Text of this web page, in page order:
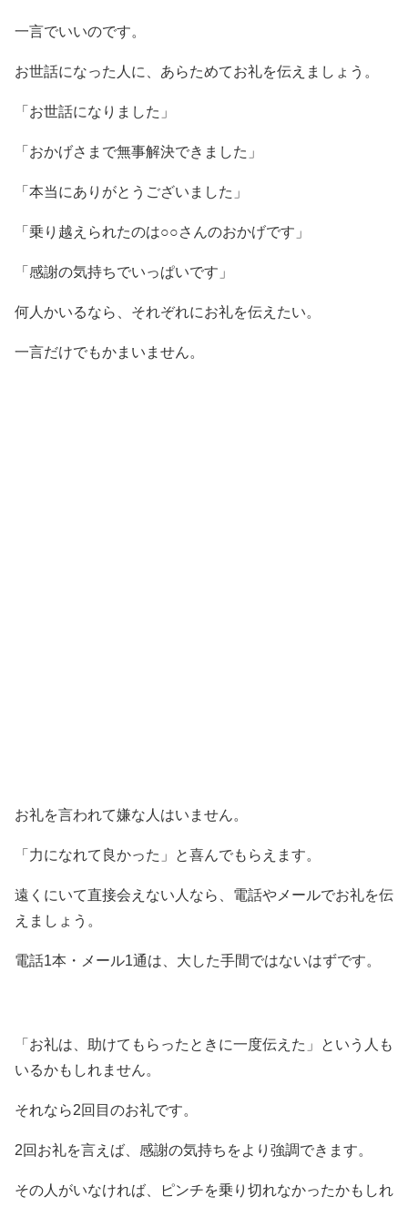
一言でいいのです。
お世話になった人に、あらためてお礼を伝えましょう。
「お世話になりました」
「おかげさまで無事解決できました」
「本当にありがとうございました」
「乗り越えられたのは○○さんのおかげです」
「感謝の気持ちでいっぱいです」
何人かいるなら、それぞれにお礼を伝えたい。
一言だけでもかまいません。
お礼を言われて嫌な人はいません。
「力になれて良かった」と喜んでもらえます。
遠くにいて直接会えない人なら、電話やメールでお礼を伝
えましょう。
電話1本・メール1通は、大した手間ではないはずです。
「お礼は、助けてもらったときに一度伝えた」という人も
いるかもしれません。
それなら2回目のお礼です。
2回お礼を言えば、感謝の気持ちをより強調できます。
その人がいなければ、ピンチを乗り切れなかったかもしれ